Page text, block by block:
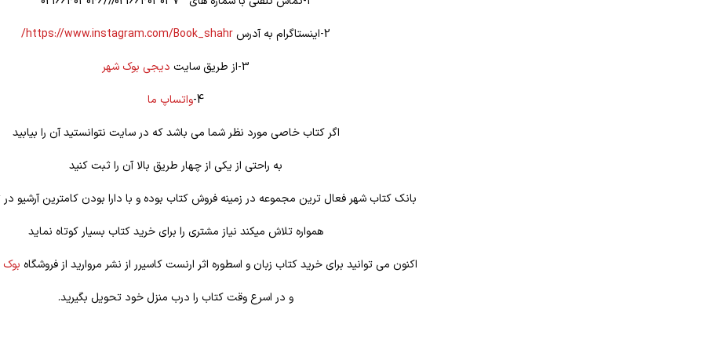
2-اینستاگرام به آدرس
https://www.instagram.com/Book_shahr/
3-از طریق سایت
دیجی بوک شهر
4- واتساپ ما
اگر کتاب خاصی مورد نظر شما می باشد که در سایت نتوانستید آن را بیابید
به راحتی از یکی از چهار طریق بالا آن را ثبت کنید
بانک کتاب شهر فعال ترین مجموعه در زمینه فروش کتاب بوده و با دارا بودن کامترین آرشیو در
همواره تلاش میکند نیاز مشتری را برای خرید کتاب بسیار کوتاه نماید
اکنون می توانید برای خرید کتاب زبان و اسطوره اثر ارنست کاسیرر از نشر مروارید از فروشگاه بوک
و در اسرع وقت کتاب را درب منزل خود تحویل بگیرید.